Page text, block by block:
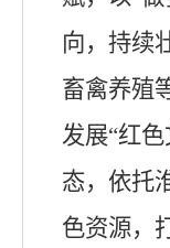
向，持续
畜禽养殖
发展“红
态，依托
色资源，